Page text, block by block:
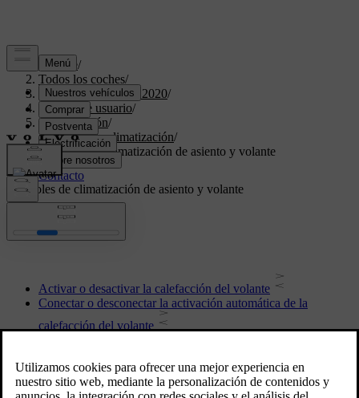
Soporte/
Todos los coches/
XC60 Twin Engine 2020/
Manual de usuario/
Climatización/
Mandos de climatización/
Controles de climatización de asiento y volante
Controles de climatización de asiento y volante
Activar o desactivar la calefacción del volante
Conectar o desconectar la activación automática de la
calefacción del volante
Activar o desactivar la calefacción del asiento delantero
Conectar o desconectar la activación automática de la